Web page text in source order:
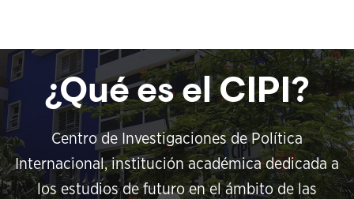
¿Qué es el CIPI?
Centro de Investigaciones de Política
Internacional, institución académica dedicada a
los estudios de futuro en el ámbito de las